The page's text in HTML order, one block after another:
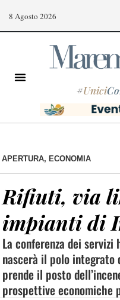
8 Agosto 2026
#Unici
APERTURA, ECONOMIA
Rifiuti, via
impianti di
La conferenza dei servizi
nascerà il polo integrato
prende il posto
prospettive